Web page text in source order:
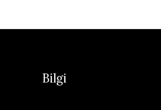
Bilgi